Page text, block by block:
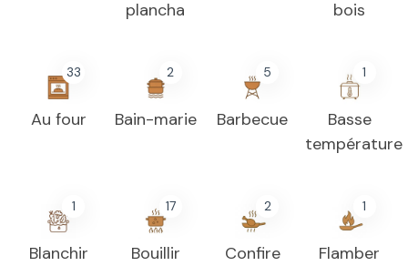
plancha
bois
33
Au four
2
Bain-marie
5
Barbecue
1
Basse
température
1
Blanchir
17
Bouillir
2
Confire
1
Flamber